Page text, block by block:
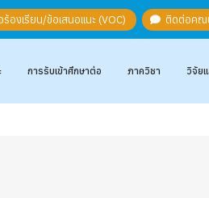
องเรียน/ข้อเสนอแนะ (VOC) ติดต่อคณ
การรับเข้าศึกษาต่อ ภาควิชา วิจัย